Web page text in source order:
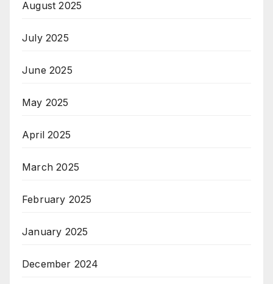
August 2025
July 2025
June 2025
May 2025
April 2025
March 2025
February 2025
January 2025
December 2024